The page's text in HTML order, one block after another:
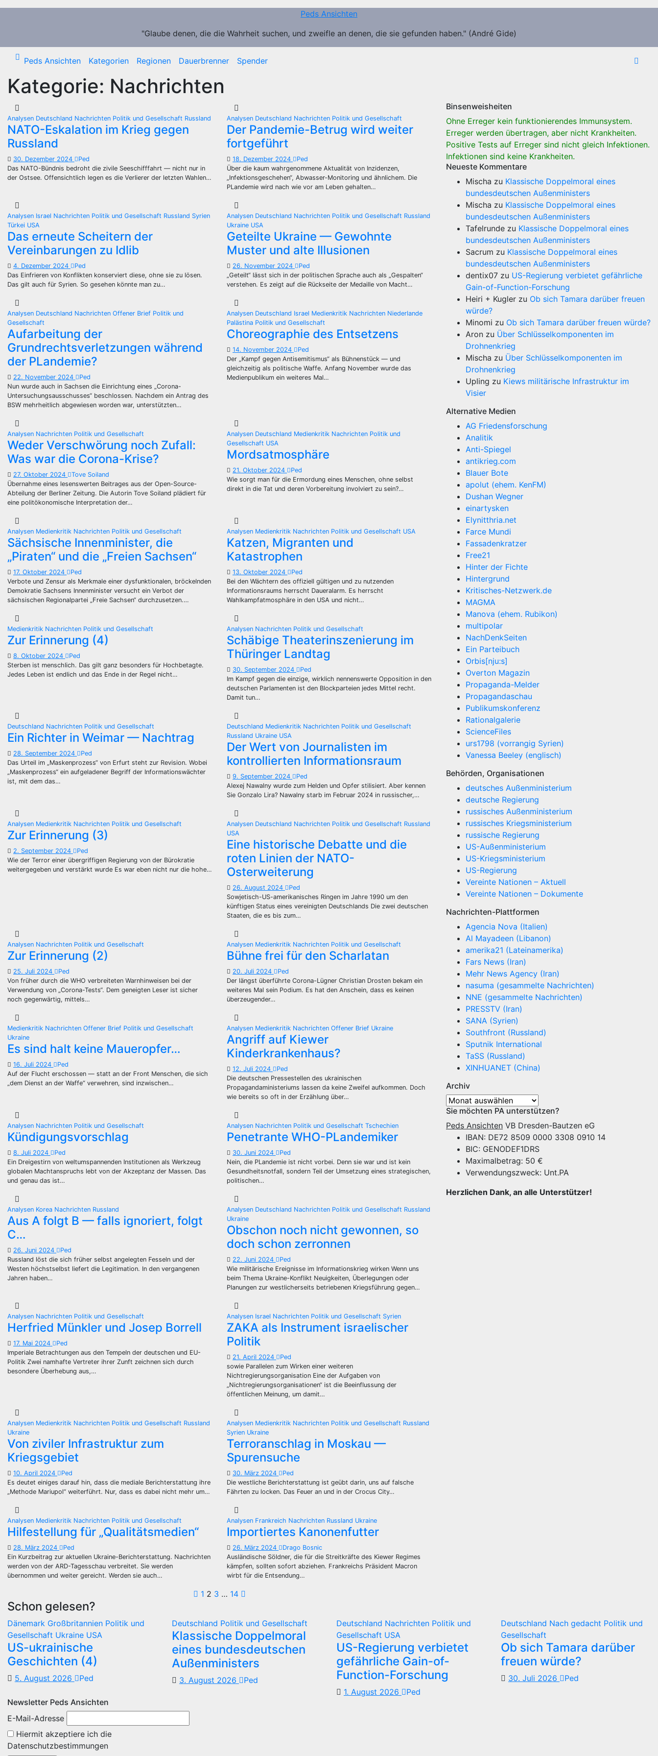
Zum
Peds Ansichten
"Glaube denen, die die Wahrheit suchen, und zweifle an denen, die sie gefunden haben." (André Gide)
Peds Ansichten Kategorien Regionen Dauerbrenner Spender
Kategorie: Nachrichten
Analysen Deutschland Nachrichten Politik und Gesellschaft Russland
NATO-Eskalation im Krieg gegen
Russland
30. Dezember 2024
Ped
Das NATO-Bündnis bedroht die zivile Seeschifffahrt — nicht nur in
der Ostsee. Offensichtlich legen es die Verlierer der letzten Wahlen…
Analysen Deutschland Nachrichten Politik und Gesellschaft
Der Pandemie-Betrug wird weiter
fortgeführt
18. Dezember 2024
Ped
Über die kaum wahrgenommene Aktualität von Inzidenzen,
„Infektionsgeschehen“, Abwasser-Monitoring und ähnlichem. Die
PLandemie wird nach wie vor am Leben gehalten…
Analysen Israel Nachrichten Politik und Gesellschaft Russland Syrien
Türkei USA
Das erneute Scheitern der
Vereinbarungen zu Idlib
4. Dezember 2024
Ped
Das Einfrieren von Konflikten konserviert diese, ohne sie zu lösen.
Das gilt auch für Syrien. So gesehen könnte man zu…
Analysen Deutschland Nachrichten Politik und Gesellschaft Russland
Ukraine USA
Geteilte Ukraine — Gewohnte
Muster und alte Illusionen
26. November 2024
Ped
„Geteilt“ lässt sich in der politischen Sprache auch als „Gespalten“
verstehen. Es zeigt auf die Rückseite der Medaille von Macht…
Analysen Deutschland Nachrichten Offener Brief Politik und
Gesellschaft
Aufarbeitung der
Grundrechtsverletzungen während
der PLandemie?
22. November 2024
Ped
Nun wurde auch in Sachsen die Einrichtung eines „Corona-
Untersuchungsausschusses“ beschlossen. Nachdem ein Antrag des
BSW mehrheitlich abgewiesen worden war, unterstützten…
Analysen Deutschland Israel Medienkritik Nachrichten Niederlande
Palästina Politik und Gesellschaft
Choreographie des Entsetzens
14. November 2024
Ped
Der „Kampf gegen Antisemitismus“ als Bühnenstück — und
gleichzeitig als politische Waffe. Anfang November wurde das
Medienpublikum ein weiteres Mal…
Analysen Nachrichten Politik und Gesellschaft
Weder Verschwörung noch Zufall:
Was war die Corona-Krise?
27. Oktober 2024
Tove Soiland
Übernahme eines lesenswerten Beitrages aus der Open-Source-
Abteilung der Berliner Zeitung. Die Autorin Tove Soiland plädiert für
eine politökonomische Interpretation der…
Analysen Deutschland Medienkritik Nachrichten Politik und
Gesellschaft USA
Mordsatmosphäre
21. Oktober 2024
Ped
Wie sorgt man für die Ermordung eines Menschen, ohne selbst
direkt in die Tat und deren Vorbereitung involviert zu sein?…
Analysen Medienkritik Nachrichten Politik und Gesellschaft
Sächsische Innenminister, die
„Piraten“ und die „Freien Sachsen“
17. Oktober 2024
Ped
Verbote und Zensur als Merkmale einer dysfunktionalen, bröckelnden
Demokratie Sachsens Innenminister versucht ein Verbot der
sächsischen Regionalpartei „Freie Sachsen“ durchzusetzen.…
Analysen Medienkritik Nachrichten Politik und Gesellschaft USA
Katzen, Migranten und
Katastrophen
13. Oktober 2024
Ped
Bei den Wächtern des offiziell gültigen und zu nutzenden
Informationsraums herrscht Daueralarm. Es herrscht
Wahlkampfatmosphäre in den USA und nicht…
Medienkritik Nachrichten Politik und Gesellschaft
Zur Erinnerung (4)
8. Oktober 2024
Ped
Sterben ist menschlich. Das gilt ganz besonders für Hochbetagte.
Jedes Leben ist endlich und das Ende in der Regel nicht…
Analysen Nachrichten Politik und Gesellschaft
Schäbige Theaterinszenierung im
Thüringer Landtag
30. September 2024
Ped
Im Kampf gegen die einzige, wirklich nennenswerte Opposition in den
deutschen Parlamenten ist den Blockparteien jedes Mittel recht.
Damit tun…
Deutschland Nachrichten Politik und Gesellschaft
Ein Richter in Weimar — Nachtrag
28. September 2024
Ped
Das Urteil im „Maskenprozess“ von Erfurt steht zur Revision. Wobei
„Maskenprozess“ ein aufgeladener Begriff der Informationswächter
ist, mit dem das…
Deutschland Medienkritik Nachrichten Politik und Gesellschaft
Russland Ukraine USA
Der Wert von Journalisten im
kontrollierten Informationsraum
9. September 2024
Ped
Alexej Nawalny wurde zum Helden und Opfer stilisiert. Aber kennen
Sie Gonzalo Lira? Nawalny starb im Februar 2024 in russischer,…
Analysen Medienkritik Nachrichten Politik und Gesellschaft
Zur Erinnerung (3)
2. September 2024
Ped
Wie der Terror einer übergriffigen Regierung von der Bürokratie
weitergegeben und verstärkt wurde Es war eben nicht nur die hohe…
Analysen Deutschland Nachrichten Politik und Gesellschaft Russland
USA
Eine historische Debatte und die
roten Linien der NATO-
Osterweiterung
26. August 2024
Ped
Sowjetisch-US-amerikanisches Ringen im Jahre 1990 um den
künftigen Status eines vereinigten Deutschlands Die zwei deutschen
Staaten, die es bis zum…
Analysen Nachrichten Politik und Gesellschaft
Zur Erinnerung (2)
25. Juli 2024
Ped
Von früher durch die WHO verbreiteten Warnhinweisen bei der
Verwendung von „Corona-Tests“. Dem geneigten Leser ist sicher
noch gegenwärtig, mittels…
Analysen Medienkritik Nachrichten Politik und Gesellschaft
Bühne frei für den Scharlatan
20. Juli 2024
Ped
Der längst überführte Corona-Lügner Christian Drosten bekam ein
weiteres Mal sein Podium. Es hat den Anschein, dass es keinen
überzeugender…
Medienkritik Nachrichten Offener Brief Politik und Gesellschaft
Ukraine
Es sind halt keine Maueropfer…
16. Juli 2024
Ped
Auf der Flucht erschossen — statt an der Front Menschen, die sich
„dem Dienst an der Waffe“ verwehren, sind inzwischen…
Analysen Medienkritik Nachrichten Offener Brief Ukraine
Angriff auf Kiewer
Kinderkrankenhaus?
12. Juli 2024
Ped
Die deutschen Pressestellen des ukrainischen
Propagandaministeriums lassen da keine Zweifel aufkommen. Doch
wie bereits so oft in der Erzählung über…
Analysen Nachrichten Politik und Gesellschaft
Kündigungsvorschlag
8. Juli 2024
Ped
Ein Dreigestirn von weltumspannenden Institutionen als Werkzeug
globalen Machtanspruchs lebt von der Akzeptanz der Massen. Das
und genau das ist…
Analysen Nachrichten Politik und Gesellschaft Tschechien
Penetrante WHO-PLandemiker
30. Juni 2024
Ped
Nein, die PLandemie ist nicht vorbei. Denn sie war und ist kein
Gesundheitsnotfall, sondern Teil der Umsetzung eines strategischen,
politischen…
Analysen Korea Nachrichten Russland
Aus A folgt B — falls ignoriert, folgt
C…
26. Juni 2024
Ped
Russland löst die sich früher selbst angelegten Fesseln und der
Westen höchstselbst liefert die Legitimation. In den vergangenen
Jahren haben…
Analysen Deutschland Nachrichten Politik und Gesellschaft Russland
Ukraine
Obschon noch nicht gewonnen, so
doch schon zerronnen
22. Juni 2024
Ped
Wie militärische Ereignisse im Informationskrieg wirken Wenn uns
beim Thema Ukraine-Konflikt Neuigkeiten, Überlegungen oder
Planungen zur westlicherseits betriebenen Kriegsführung gegen…
Analysen Nachrichten Politik und Gesellschaft
Herfried Münkler und Josep Borrell
17. Mai 2024
Ped
Imperiale Betrachtungen aus den Tempeln der deutschen und EU-
Politik Zwei namhafte Vertreter ihrer Zunft zeichnen sich durch
besondere Überhebung aus,…
Analysen Israel Nachrichten Politik und Gesellschaft Syrien
ZAKA als Instrument israelischer
Politik
21. April 2024
Ped
sowie Parallelen zum Wirken einer weiteren
Nichtregierungsorganisation Eine der Aufgaben von
„Nichtregierungsorganisationen“ ist die Beeinflussung der
öffentlichen Meinung, um damit…
Analysen Medienkritik Nachrichten Politik und Gesellschaft Russland
Ukraine
Von ziviler Infrastruktur zum
Kriegsgebiet
10. April 2024
Ped
Es deutet einiges darauf hin, dass die mediale Berichterstattung ihre
„Methode Mariupol“ weiterführt. Nur, dass es dabei nicht mehr um…
Analysen Medienkritik Nachrichten Politik und Gesellschaft Russland
Syrien Ukraine
Terroranschlag in Moskau —
Spurensuche
30. März 2024
Ped
Die westliche Berichterstattung ist geübt darin, uns auf falsche
Fährten zu locken. Das Feuer an und in der Crocus City…
Analysen Medienkritik Nachrichten Politik und Gesellschaft
Hilfestellung für „Qualitätsmedien“
28. März 2024
Ped
Ein Kurzbeitrag zur aktuellen Ukraine-Berichterstattung. Nachrichten
werden von der ARD-Tagesschau verbreitet. Sie werden
übernommen und weiter gereicht. Werden sie auch…
Analysen Frankreich Nachrichten Russland Ukraine
Importiertes Kanonenfutter
26. März 2024
Drago Bosnic
Ausländische Söldner, die für die Streitkräfte des Kiewer Regimes
kämpfen, sollten sofort abziehen. Frankreichs Präsident Macron
wirbt für die Entsendung…
Seitennummerierung
der
Beiträge
1 2 3 … 14
Binsenweisheiten
Ohne Erreger kein funktionierendes Immunsystem.
Erreger werden übertragen, aber nicht Krankheiten.
Positive Tests auf Erreger sind nicht gleich Infektionen.
Infektionen sind keine Krankheiten.
Neueste Kommentare
Mischa zu Klassische Doppelmoral eines
bundesdeutschen Außenministers
Mischa zu Klassische Doppelmoral eines
bundesdeutschen Außenministers
Tafelrunde zu Klassische Doppelmoral eines
bundesdeutschen Außenministers
Sacrum zu Klassische Doppelmoral eines
bundesdeutschen Außenministers
dentix07 zu US-Regierung verbietet gefährliche
Gain-of-Function-Forschung
Heiri + Kugler zu Ob sich Tamara darüber freuen
würde?
Minomi zu Ob sich Tamara darüber freuen würde?
Aron zu Über Schlüsselkomponenten im
Drohnenkrieg
Mischa zu Über Schlüsselkomponenten im
Drohnenkrieg
Upling zu Kiews militärische Infrastruktur im
Visier
Alternative Medien
AG Friedensforschung
Analitik
Anti-Spiegel
antikrieg.com
Blauer Bote
apolut (ehem. KenFM)
Dushan Wegner
einartysken
Elynitthria.net
Farce Mundi
Fassadenkratzer
Free21
Hinter der Fichte
Hintergrund
Kritisches-Netzwerk.de
MAGMA
Manova (ehem. Rubikon)
multipolar
NachDenkSeiten
Ein Parteibuch
Orbis[nju:s]
Overton Magazin
Propaganda-Melder
Propagandaschau
Publikumskonferenz
Rationalgalerie
ScienceFiles
urs1798 (vorrangig Syrien)
Vanessa Beeley (englisch)
Behörden, Organisationen
deutsches Außenministerium
deutsche Regierung
russisches Außenministerium
russisches Kriegsministerium
russische Regierung
US-Außenministerium
US-Kriegsministerium
US-Regierung
Vereinte Nationen – Aktuell
Vereinte Nationen – Dokumente
Nachrichten-Plattformen
Agencia Nova (Italien)
Al Mayadeen (Libanon)
amerika21 (Lateinamerika)
Fars News (Iran)
Mehr News Agency (Iran)
nasuma (gesammelte Nachrichten)
NNE (gesammelte Nachrichten)
PRESSTV (Iran)
SANA (Syrien)
Southfront (Russland)
Sputnik International
TaSS (Russland)
XINHUANET (China)
Archiv
Archiv
Sie möchten PA unterstützen?
Peds Ansichten VB Dresden-Bautzen eG
IBAN: DE72 8509 0000 3308 0910 14
BIC: GENODEF1DRS
Maximalbetrag: 50 €
Verwendungszweck: Unt.PA
Herzlichen Dank, an alle Unterstützer!
Schon gelesen?
Dänemark Großbritannien Politik und
Gesellschaft Ukraine USA
US-ukrainische
Geschichten (4)
5. August 2026 Ped
Deutschland Politik und Gesellschaft
Klassische Doppelmoral
eines bundesdeutschen
Außenministers
3. August 2026 Ped
Deutschland Nachrichten Politik und
Gesellschaft USA
US-Regierung verbietet
gefährliche Gain-of-
Function-Forschung
1. August 2026 Ped
Deutschland Nach gedacht Politik und
Gesellschaft
Ob sich Tamara darüber
freuen würde?
30. Juli 2026 Ped
Newsletter Peds Ansichten
E-Mail-Adresse
Hiermit akzeptiere ich die
Datenschutzbestimmungen